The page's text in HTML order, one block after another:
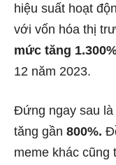
hiệu suất hoạt
với vốn hóa thị
mức tăng
12 năm 2023.
Đứng ngay sau là
tăng gần 800%.
meme khác cũng